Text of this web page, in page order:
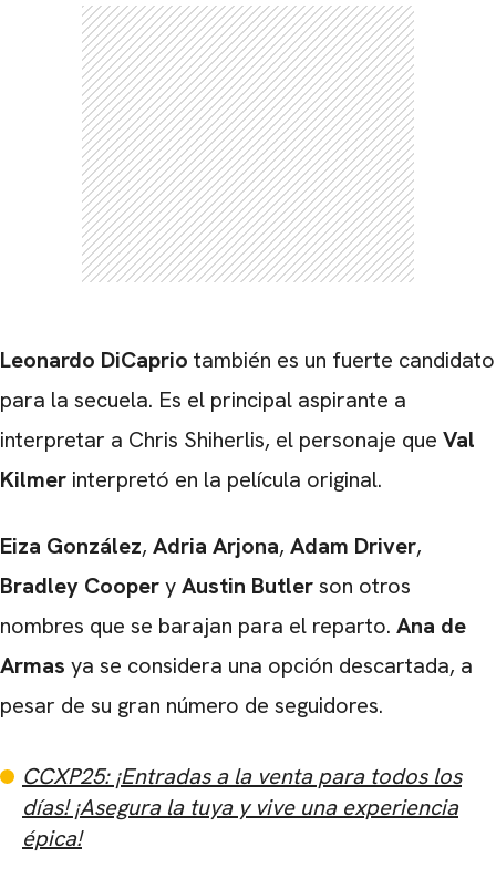
Leonardo DiCaprio también es un fuerte candidato
para la secuela. Es el principal aspirante a
interpretar a Chris Shiherlis, el personaje que Val
Kilmer interpretó en la película original.
Eiza González, Adria Arjona, Adam Driver,
Bradley CooperyAustin Butlerson otros
nombres que se barajan para el reparto. Ana de
Armas ya se considera una opción descartada, a
pesar de su gran número de seguidores.
CCXP25: ¡Entradas a la venta para todos los
días! ¡Asegura la tuya y vive una experiencia
épica!
CARREGANDO PUBLICIDADE